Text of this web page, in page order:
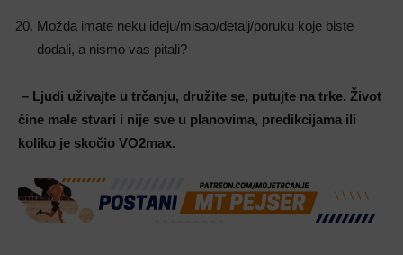
Možda imate neku ideju/misao/detalj/poruku koje biste
dodali, a nismo vas pitali?
– Ljudi uživajte u trčanju, družite se, putujte na trke. Život
čine male stvari i nije sve u planovima, predikcijama ili
koliko je skočio VO2max.